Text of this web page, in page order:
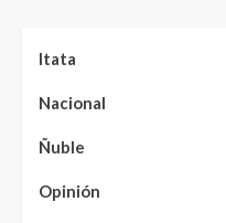
Itata
Nacional
Ñuble
Opinión